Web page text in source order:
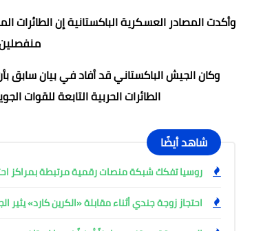
وأكدت المصادر العسكرية الباكستانية إن
وكان الجيش الباكستاني قد أفاد في بيان سابق
الطائرات الحربية التابعة للقوات
شاهد أيضًا
روسيا تفكك شبكة منصات رقمية مرتبطة بمراكز احتيال
احتجاز زوجة جندي أثناء مقابلة «الكرين كارد» يثير